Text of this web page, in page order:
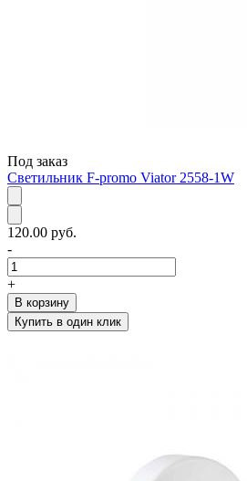
Под заказ
Светильник F-promo Viator 2558-1W
120.00 руб.
-
+
В корзину
Купить в один клик